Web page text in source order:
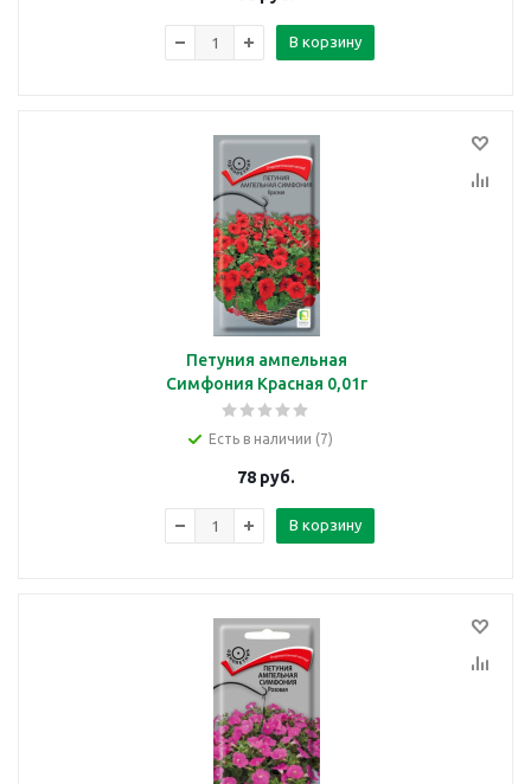
В корзину
Петуния ампельная
Симфония Красная 0,01г
Есть в наличии (7)
78 руб.
В корзину